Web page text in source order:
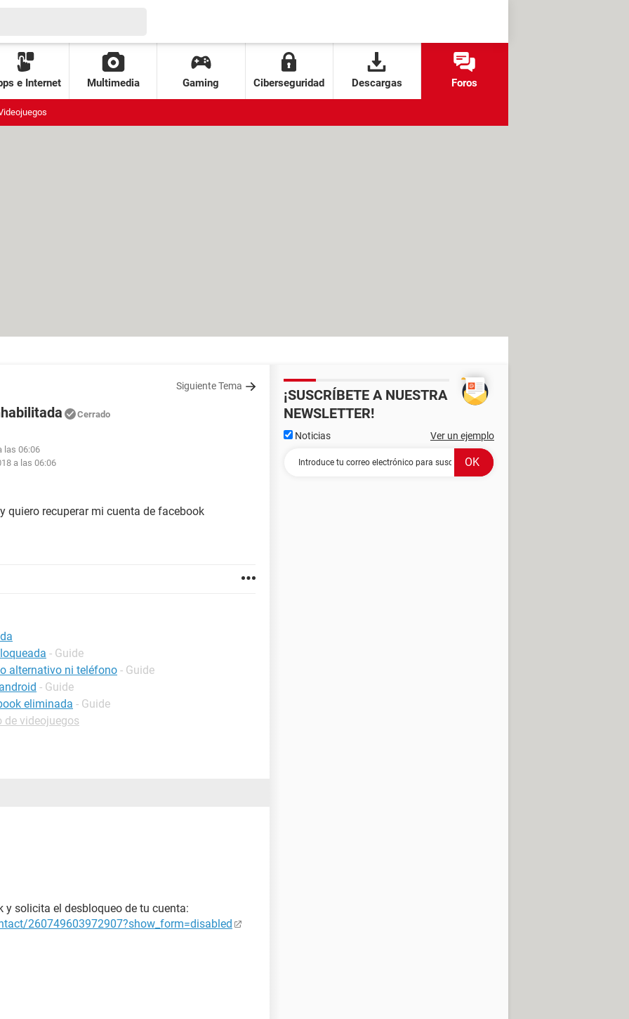
e Internet Multimedia Gaming Ciberseguridad Descargas Foros
Siguiente Tema
Cerrado
las 06:06
a las 06:06
quiero recuperar mi cuenta de facebook
- Guide
alternativo ni teléfono - Guide
- Guide
eliminada - Guide
de videojuegos
y solicita el desbloqueo de tu cuenta:
260749603972907?show_form=disabled
¡SUSCRÍBETE A NUESTRA
NEWSLETTER!
Noticias Ver un ejemplo